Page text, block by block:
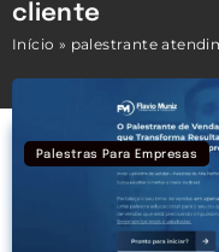
cliente
Início » palestrante
Palestras Para Empresas